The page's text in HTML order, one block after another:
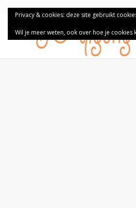
Privacy & cookies: deze site gebruikt
Wil je meer weten, ook over hoe je cookies